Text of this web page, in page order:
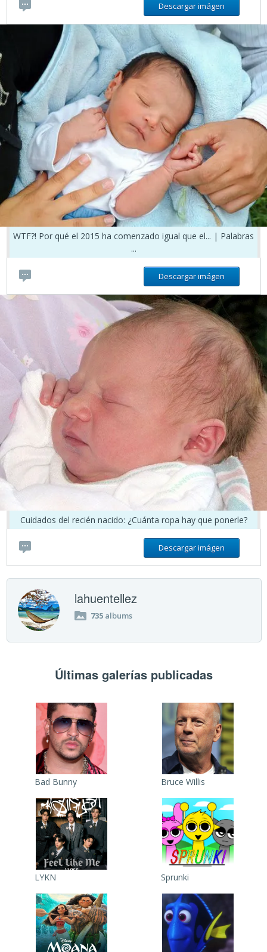
Descargar imágen
WTF?! Por qué el 2015 ha comenzado igual que el... | Palabras
...
Descargar imágen
Cuidados del recién nacido: ¿Cuánta ropa hay que ponerle?
Descargar imágen
lahuentellez
735 albums
Últimas galerías publicadas
Bad Bunny Bruce Willis
LYKN Sprunki